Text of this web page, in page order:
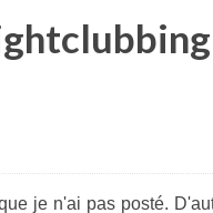
je n'ai pas posté.